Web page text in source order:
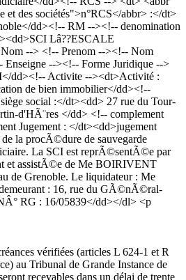
et des sociétés">n°RCS</abbr> :</dt>
dd><!-- RM --><!-- denomination
Lâ??ESCALE
--> <!-- Prenom --><!-- Nom
--><!-- Forme Juridique -->
dd><!-- Activite --><dt>Activité :
de bien immobilier</dd><!--
social :</dt><dd> 27 rue du Tour-
d'HÃ¨res </dd> <!-- complement
Jugement : </dt><dd>jugement
la procÃ©dure de sauvegarde
La SCI est reprÃ©sentÃ©e par
et assistÃ©e de Me BOIRIVENT
de Grenoble. Le liquidateur : Me
: 16, rue du GÃ©nÃ©ral-
RG : 16/05839</dd></dl> <p
vérifiées (articles L 624-1 et R
au Tribunal de Grande Instance de
recevables dans un délai de trente